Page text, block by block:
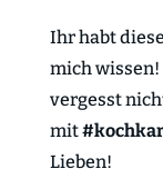
Ihr habt
mich
vergesst
mit
Lieben!